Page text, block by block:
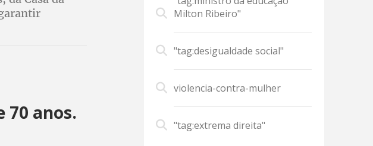
70 anos.
Milton Ribeiro"
"tag:desigualdade social"
violencia-contra-mulher
"tag:extrema direita"